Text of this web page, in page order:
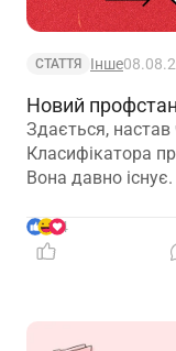
СТАТТЯ Інше
Новий
Здається,
Класифікатора
Вона давно
4